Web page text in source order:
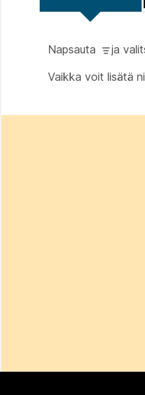
Napsauta ja
Vaikka voit lisätä